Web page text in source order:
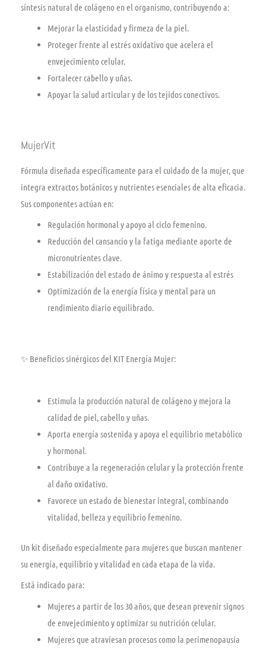
síntesis natural de colágeno en el organismo, contribuyendo a:
Mejorar la elasticidad y firmeza de la piel.
Proteger frente al estrés oxidativo que acelera el
envejecimiento celular.
Fortalecer cabello y uñas.
Apoyar la salud articular y de los tejidos conectivos.
MujerVit
Fórmula diseñada específicamente para el cuidado de la mujer, que
integra extractos botánicos y nutrientes esenciales de alta eficacia.
Sus componentes actúan en:
Regulación hormonal y apoyo al ciclo femenino.
Reducción del cansancio y la fatiga mediante aporte de
micronutrientes clave.
Estabilización del estado de ánimo y respuesta al estrés
Optimización de la energía física y mental para un
rendimiento diario equilibrado.
✨ Beneficios sinérgicos del KIT Energía Mujer:
Estimula la producción natural de colágeno y mejora la
calidad de piel, cabello y uñas.
Aporta energía sostenida y apoya el equilibrio metabólico
y hormonal.
Contribuye a la regeneración celular y la protección frente
al daño oxidativo.
Favorece un estado de bienestar integral, combinando
vitalidad, belleza y equilibrio femenino.
Un kit diseñado especialmente para mujeres que buscan mantener
su energía, equilibrio y vitalidad en cada etapa de la vida.
Está indicado para:
Mujeres a partir de los 30 años, que desean prevenir signos
de envejecimiento y optimizar su nutrición celular.
Mujeres que atraviesan procesos como la perimenopausia